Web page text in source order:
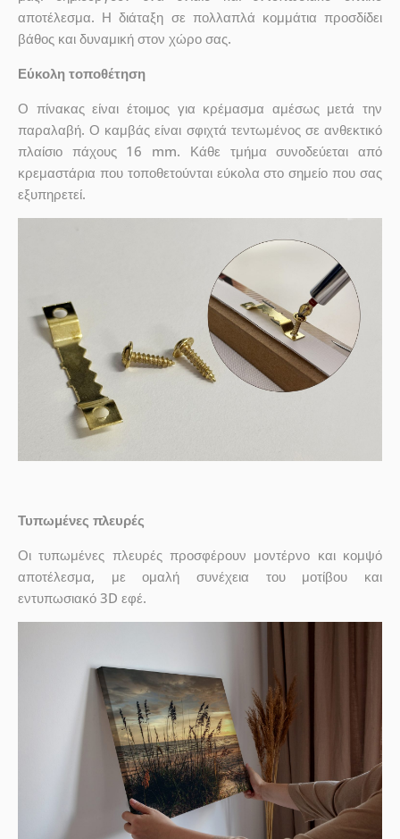
αποτέλεσμα. Η διάταξη σε πολλαπλά κομμάτια προσδίδει
βάθος και δυναμική στον χώρο σας.
Εύκολη τοποθέτηση
Ο πίνακας είναι έτοιμος για κρέμασμα αμέσως μετά την
παραλαβή. Ο καμβάς είναι σφιχτά τεντωμένος σε ανθεκτικό
πλαίσιο πάχους 16 mm. Κάθε τμήμα συνοδεύεται από
κρεμαστάρια που τοποθετούνται εύκολα στο σημείο που σας
εξυπηρετεί.
Τυπωμένες πλευρές
Οι τυπωμένες πλευρές προσφέρουν μοντέρνο και κομψό
αποτέλεσμα, με ομαλή συνέχεια του μοτίβου και
εντυπωσιακό 3D εφέ.